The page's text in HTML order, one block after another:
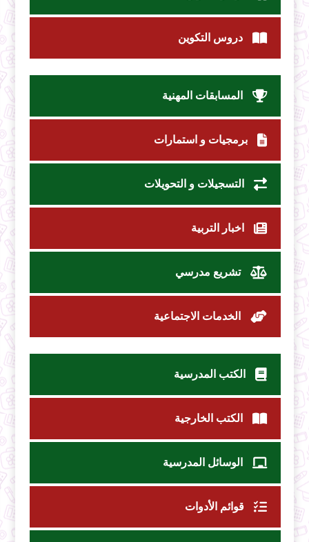
دروس التكوين
المسابقات المهنية
برمجيات و استمارات
التسجيلات و التحويلات
اخبار التربية
تشريع مدرسي
الخدمات الاجتماعية
الكتب المدرسية
الكتب الخارجية
الوسائل المدرسية
قوائم الأدوات